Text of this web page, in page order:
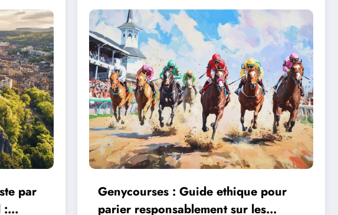
par
:
Genycourses : Guide ethique pour
parier responsablement sur les